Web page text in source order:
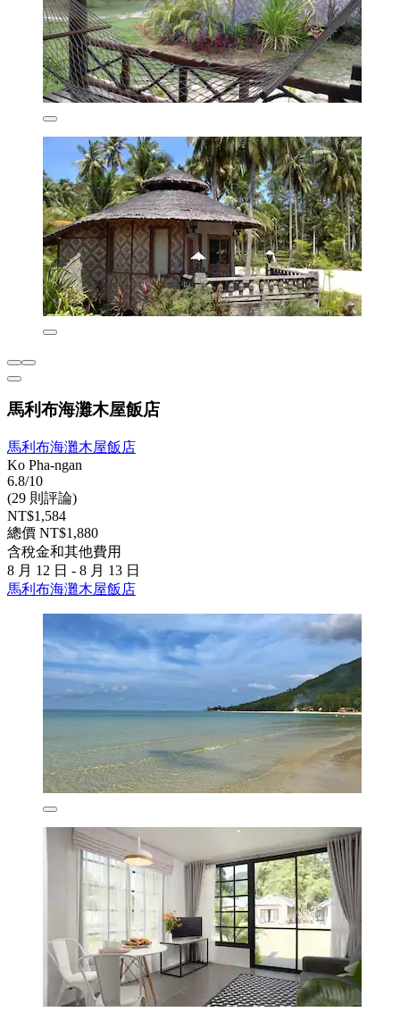
馬利布海灘木屋飯店
馬利布海灘木屋飯店
Ko Pha-ngan
6.8/10
(29 則評論)
NT$1,584
總價 NT$1,880
含稅金和其他費用
8 月 12 日 - 8 月 13 日
馬利布海灘木屋飯店